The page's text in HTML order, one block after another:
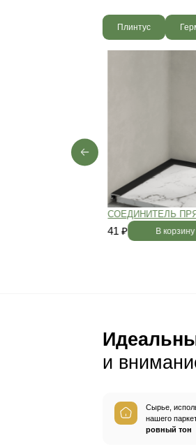
Пол
без
С